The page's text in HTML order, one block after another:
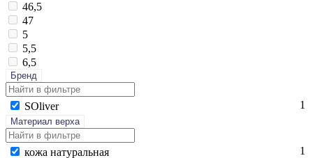
46,5
47
5
5,5
6,5
Бренд
SO­liver 1
Материал верха
ко­жа на­тураль­ная 1